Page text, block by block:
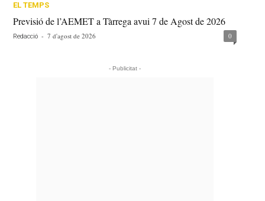
EL TEMPS
Previsió de l’AEMET a Tàrrega avui 7 de Agost de 2026
Redacció - 7 d'agost de 2026 0
- Publicitat -